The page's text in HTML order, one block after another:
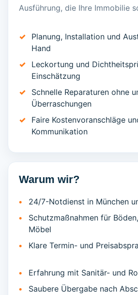
Ausführung, die Ihre Immobilie
Planung, Installation und
Hand
Leckortung und
Einschätzung
Schnelle Reparaturen ohne
Überraschungen
Faire Kostenvoranschläge
Kommunikation
Warum wir?
24/7-Notdienst in München
Schutzmaßnahmen für
Möbel
Klare Termin- und
Erfahrung mit Sanitär- und
Saubere Übergabe nach